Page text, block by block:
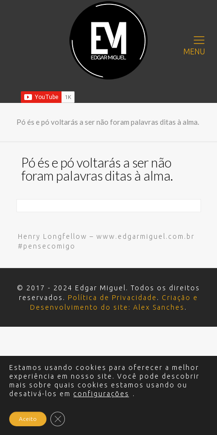
MENU
Pó és e pó voltarás a ser não foram palavras ditas à alma.
Pó és e pó voltarás a ser não
foram palavras ditas à alma.
Henry Longfellow – www.edgarmiguel.com.br
#pensecomigo
© 2017 - 2024 Edgar Miguel. Todos os direitos
reservados. Política de Privacidade . Criação e
Desenvolvimento do site: Alex Sanches .
Estamos usando cookies para oferecer a melhor
experiência em nosso site. Você pode descobrir
mais sobre quais cookies estamos usando ou
desativá-los em configurações .
Aceito Close GDPR Cookie Banner